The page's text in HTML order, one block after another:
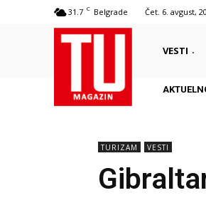
31.7 C Belgrade Čet. 6. avgust,
VESTI
TURIZAM VESTI